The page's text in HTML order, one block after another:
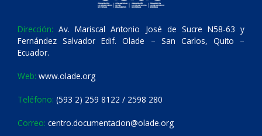
Dirección: Av. Mariscal Antonio José de Sucre N58-63 y
Fernández Salvador Edif. Olade – San Carlos, Quito –
Ecuador.
Web: www.olade.org
Teléfono: (593 2) 259 8122 / 2598 280
Correo: centro.documentacion@olade.org